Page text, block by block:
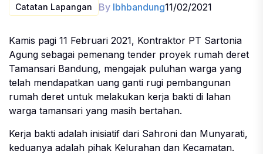
Catatan Lapangan By lbhbandung11/02/2021
Kamis pagi 11 Februari 2021, Kontraktor PT Sartonia
Agung sebagai pemenang tender proyek rumah deret
Tamansari Bandung, mengajak puluhan warga yang
telah mendapatkan uang ganti rugi pembangunan
rumah deret untuk melakukan kerja bakti di lahan
warga tamansari yang masih bertahan.
Kerja bakti adalah inisiatif dari Sahroni dan Munyarati,
keduanya adalah pihak Kelurahan dan Kecamatan.